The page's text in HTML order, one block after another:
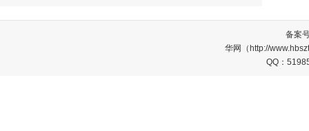
备案
华网（http://
QQ：